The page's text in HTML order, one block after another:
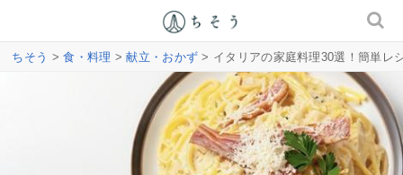
ちそう >食・料理 >献立・おかず > イタリアの家庭料理30選！簡単レ